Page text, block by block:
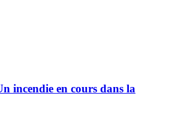
incendie en cours dans la